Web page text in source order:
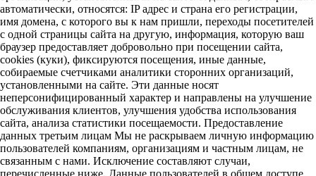
автоматически, относятся: IP адрес и страна его регистрации,
имя домена, с которого вы к нам пришли, переходы посетителей
с одной страницы сайта на другую, информация, которую ваш
браузер предоставляет добровольно при посещении сайта,
cookies (куки), фиксируются посещения, иные данные,
собираемые счетчиками аналитики сторонних организаций,
установленными на сайте. Эти данные носят
неперсонифицированный характер и направлены на улучшение
обслуживания клиентов, улучшения удобства использования
сайта, анализа статистики посещаемости. Предоставление
данных третьим лицам Мы не раскрываем личную информацию
пользователей компаниям, организациям и частным лицам, не
связанным с нами. Исключение составляют случаи,